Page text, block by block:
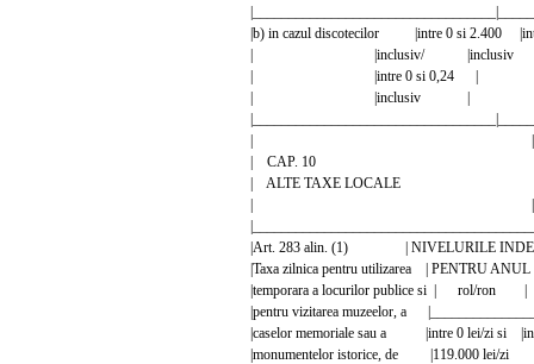
|b) in cazul discotecilor |intre 0 si 2.400
| |inclusiv/
| |intre 0 si 0,24
| |inclusiv |
| |
| CAP. 10
| ALTE TAXE
| |
|Art. 283 alin. (1) | NIVELURILE
|Taxa zilnica pentru utilizarea | PENTRU
|temporara a locurilor publice si |
|pentru vizitarea muzeelor, a
|caselor memoriale sau a |intre 0 lei/zi si
|monumentelor istorice, de |119.000 lei/zi